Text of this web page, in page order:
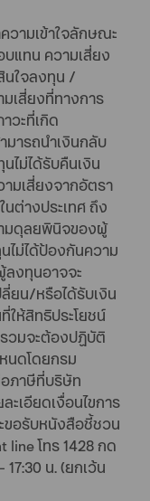
วามเข้าใจลักษณะ
แทน ความเสี่ยง
นใจลงทุน /
เสี่ยงที่ทางการ
วะที่เกิด
ารถนำเงินกลับ
ไม่ได้รับคืนเงิน
มเสี่ยงจากอัตรา
ต่างประเทศ ถึง
มดุลยพินิจของผู้
ไม่ได้ป้องกันความ
ลงทุนอาจจะ
ยน/หรือได้รับเงิน
ให้สิทธิประโยชน์
วมจะต้องปฏิบัติ
นดโดยกรม
ภาษีที่บริษัท
เอียดเงื่อนไขการ
ขอรับหนังสือชี้ชวน
line โทร 1428 กด
น. (ยกเว้น